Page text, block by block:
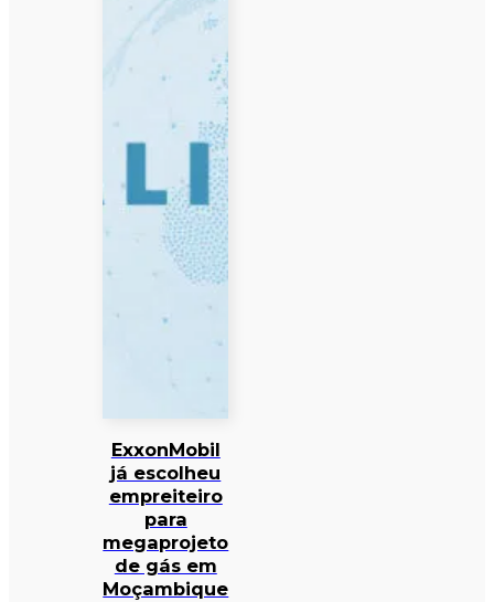
ExxonMobil
já escolheu
empreiteiro
para
megaprojeto
de gás em
Moçambique